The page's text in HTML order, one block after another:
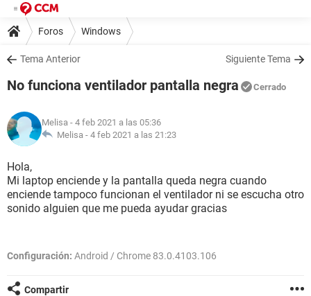
Foros Windows
Tema Anterior Siguiente Tema
No funciona ventilador pantalla negra Cerrado
Melisa - 4 feb 2021 a las 05:36
Melisa - 4 feb 2021 a las 21:23
Hola,
Mi laptop enciende y la pantalla queda negra cuando
enciende tampoco funcionan el ventilador ni se escucha otro
sonido alguien que me pueda ayudar gracias
Configuración: Android / Chrome 83.0.4103.106
Compartir